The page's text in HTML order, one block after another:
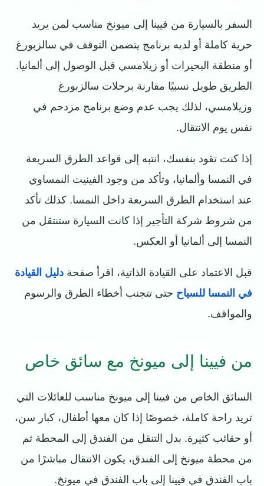
السفر بالسيارة من فيينا إلى ميونخ مناسب لمن يريد
حرية كاملة أو لديه برنامج يتضمن التوقف في سالزبورغ
أو منطقة البحيرات أو زيلامسي قبل الوصول إلى ألمانيا.
الطريق طويل نسبيًا مقارنة برحلات سالزبورغ
وزيلامسي، لذلك يجب عدم وضع برنامج مزدحم في
نفس يوم الانتقال.
إذا كنت تقود بنفسك، انتبه إلى قواعد الطرق السريعة
في النمسا وألمانيا، وتأكد من وجود الفينيت النمساوي
عند استخدام الطرق السريعة داخل النمسا. كذلك تأكد
من شروط شركة التأجير إذا كانت السيارة ستنتقل من
النمسا إلى ألمانيا أو العكس.
قبل الاعتماد على القيادة الذاتية، اقرأ صفحة دليل القيادة
في النمسا للسياح حتى تتجنب أخطاء الطرق والرسوم
والمواقف.
من فيينا إلى ميونخ مع سائق خاص
السائق الخاص من فيينا إلى ميونخ مناسب للعائلات التي
تريد راحة كاملة، خصوصًا إذا كان معها أطفال، كبار سن،
أو حقائب كثيرة. بدل التنقل من الفندق إلى المحطة ثم
من محطة ميونخ إلى الفندق، يكون الانتقال مباشرًا من
باب الفندق في فيينا إلى باب الفندق في ميونخ.